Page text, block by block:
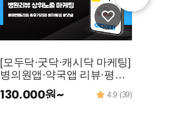
[모두닥·굿닥·캐시닥 마케팅]
병의원앱·약국앱 리뷰·평점
활성화 상위노출 전략
130,000원~ 4.9 (39)